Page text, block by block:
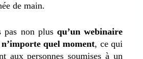
de main.
pas non plus qu’un webinaire
quel moment, ce qui
aux personnes soumises à un